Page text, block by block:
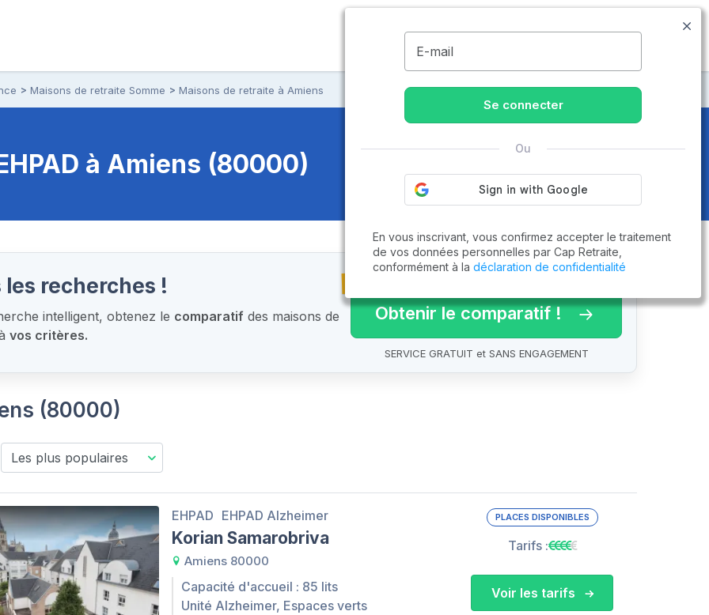
09.74.59.59.57
Maisons de retraite Somme Maisons de retraite à Amiens
à Amiens (80000)
recherches !
intelligent, obtenez le comparatifdes maisons de
vos critères.
Obtenir le comparatif !
SERVICE GRATUIT et SANS ENGAGEMENT
(80000)
EHPAD EHPAD Alzheimer
Korian Samarobriva
Amiens 80000
Capacité d'accueil : 85 lits
Unité Alzheimer, Espaces verts
PLACES DISPONIBLES
Tarifs :
Voir les tarifs
E-mail
Se connecter
Ou
En vous inscrivant, vous confirmez accepter le traitement
de vos données personnelles par Cap Retraite,
conformément à la déclaration de confidentialité